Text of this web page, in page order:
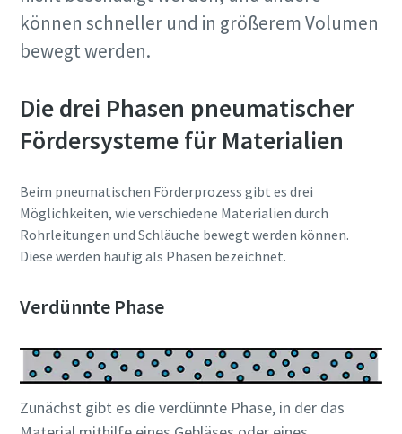
Erfahren Sie mehr über Rohrleitungen aus
Edelstahl
können schneller und in größerem Volumen
bewegt werden.
Die drei Phasen pneumatischer
Fördersysteme für Materialien
Beim pneumatischen Förderprozess gibt es drei
Möglichkeiten, wie verschiedene Materialien durch
Rohrleitungen und Schläuche bewegt werden können.
Diese werden häufig als Phasen bezeichnet.
Verdünnte Phase
Zunächst gibt es die verdünnte Phase, in der das